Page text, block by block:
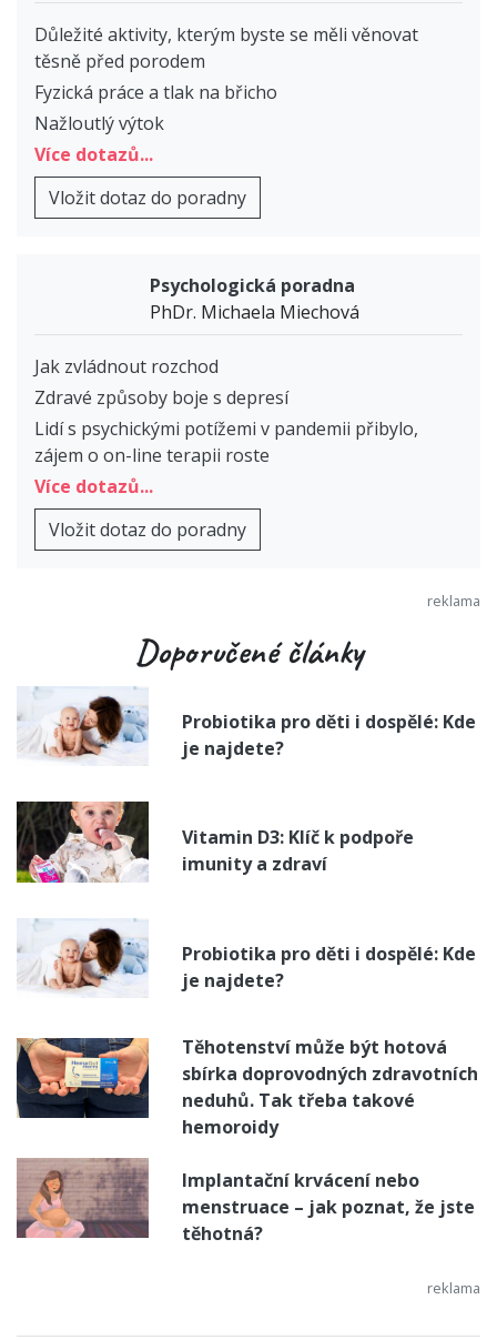
Důležité aktivity, kterým byste se měli věnovat
těsně před porodem
Fyzická práce a tlak na břicho
Nažloutlý výtok
Více dotazů...
Vložit dotaz do poradny
Psychologická poradna
PhDr. Michaela Miechová
Jak zvládnout rozchod
Zdravé způsoby boje s depresí
Lidí s psychickými potížemi v pandemii přibylo,
zájem o on-line terapii roste
Více dotazů...
Vložit dotaz do poradny
Doporučené články
Probiotika pro děti i dospělé: Kde
je najdete?
Vitamin D3: Klíč k podpoře
imunity a zdraví
Probiotika pro děti i dospělé: Kde
je najdete?
Těhotenství může být hotová
sbírka doprovodných zdravotních
neduhů. Tak třeba takové
hemoroidy
Implantační krvácení nebo
menstruace – jak poznat, že jste
těhotná?